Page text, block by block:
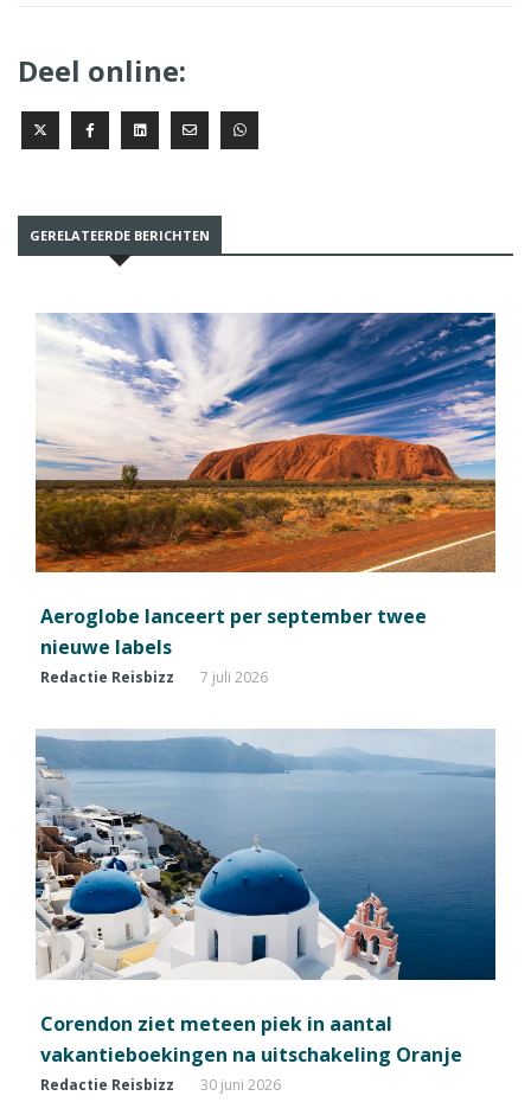
Deel online:
GERELATEERDE BERICHTEN
Aeroglobe lanceert per september twee
nieuwe labels
Redactie Reisbizz 7 juli 2026
Corendon ziet meteen piek in aantal
vakantieboekingen na uitschakeling Oranje
Redactie Reisbizz 30 juni 2026